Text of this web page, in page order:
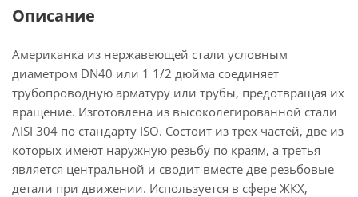
Описание
Американка из нержавеющей стали условным
диаметром DN40 или 1 1/2 дюйма соединяет
трубопроводную арматуру или трубы, предотвращая их
вращение. Изготовлена из высоколегированной стали
AISI 304 по стандарту ISO. Состоит из трех частей, две из
которых имеют наружную резьбу по краям, а третья
является центральной и сводит вместе две резьбовые
детали при движении. Используется в сфере ЖКХ,